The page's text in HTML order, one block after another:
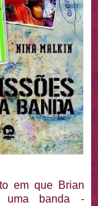
em que Brian
uma banda -